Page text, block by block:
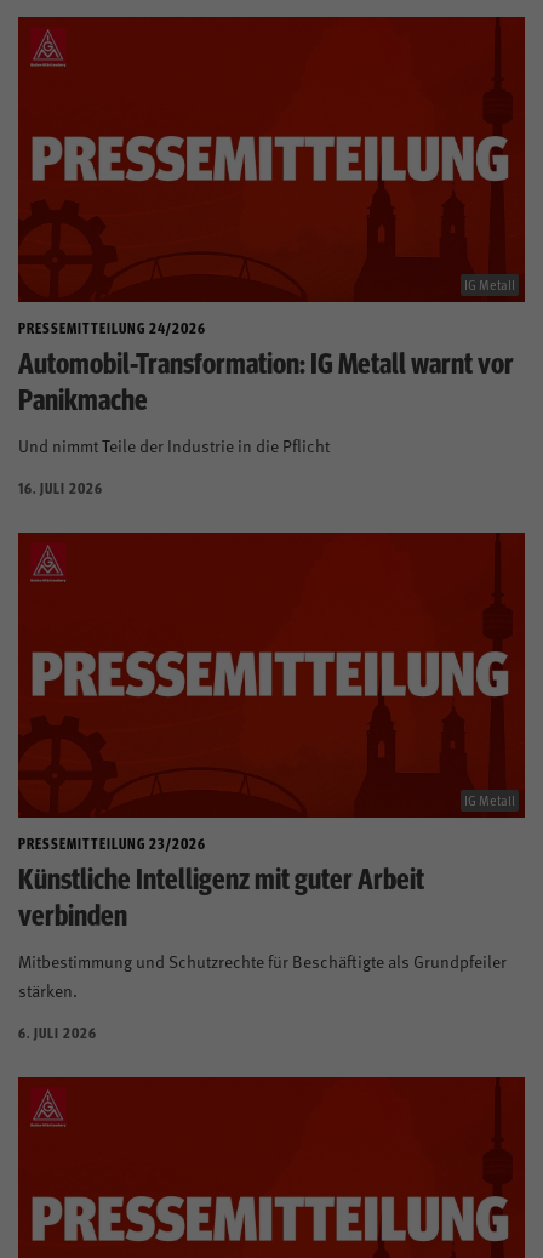
IG Metall
PRESSEMITTEILUNG 24/2026
Automobil-Transformation: IG Metall warnt vor
Panikmache
Und nimmt Teile der Industrie in die Pflicht
IG Metall
PRESSEMITTEILUNG 23/2026
Künstliche Intelligenz mit guter Arbeit
verbinden
Mitbestimmung und Schutzrechte für Beschäftigte als Grundpfeiler
stärken.